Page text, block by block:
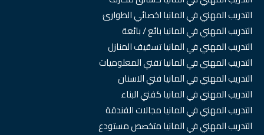
التدريب المهني في المانيا اخصائي الطوارئ
التدريب المهني في المانيا بائع / بائعة
التدريب المهني في المانيا تسقيف المنازل
التدريب المهني في المانيا تقني المعلوميات
التدريب المهني في المانيا فني الاسنان
التدريب المهني في المانيا كفني البناء
التدريب المهني في المانيا مجالات الفندقة
التدريب المهني في المانيا متخصص مستودع